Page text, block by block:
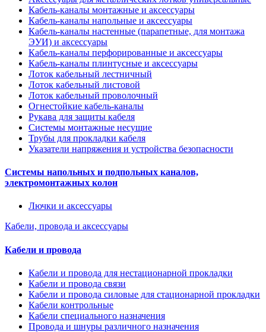
Кабель-каналы монтажные и аксессуары
Кабель-каналы напольные и аксессуары
Кабель-каналы настенные (парапетные, для монтажа
ЭУИ) и аксессуары
Кабель-каналы перфорированные и аксессуары
Кабель-каналы плинтусные и аксессуары
Лоток кабельный лестничный
Лоток кабельный листовой
Лоток кабельный проволочный
Огнестойкие кабель-каналы
Рукава для защиты кабеля
Системы монтажные несущие
Трубы для прокладки кабеля
Указатели напряжения и устройства безопасности
Системы напольных и подпольных каналов,
электромонтажных колон
Лючки и аксессуары
Кабели, провода и аксессуары
Кабели и провода
Кабели и провода для нестационарной прокладки
Кабели и провода связи
Кабели и провода силовые для стационарной прокладки
Кабели контрольные
Кабели специального назначения
Провода и шнуры различного назначения